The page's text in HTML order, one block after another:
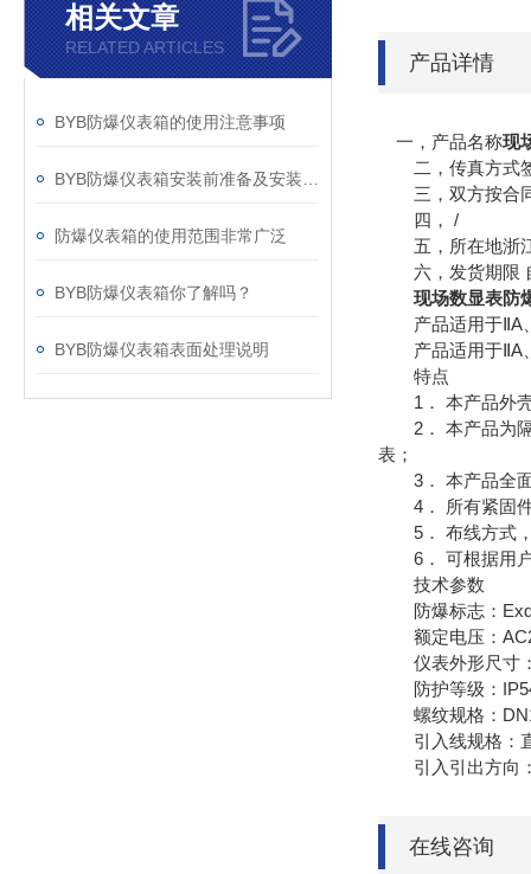
相关文章
RELATED ARTICLES
BYB防爆仪表箱的使用注意事项
防爆仪表箱的使用范围非常广泛
BYB防爆仪表箱你了解吗？
BYB防爆仪表箱表面处理说明
产品详情
一，产品名称现
二，传真方式
三，双方按合同
四， /
五，所在地浙江
六，发货期限
现场数显表防
产品适用于ⅡA
产品适用于ⅡA、
特点
1． 本产品外壳
2． 本产品为隔
表；
3． 本产品全面
4． 所有紧固件
5． 布线方式，
6． 可根据用户
技术参数
防爆标志：
额定电压：
仪表外形尺寸
防护等级：
螺纹规格：
引入线规格：直
引入引出方向：
在线咨询